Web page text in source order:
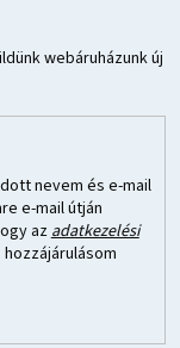
webáruházunk új
nevem és e-mail
e-mail útján
az adatkezelési